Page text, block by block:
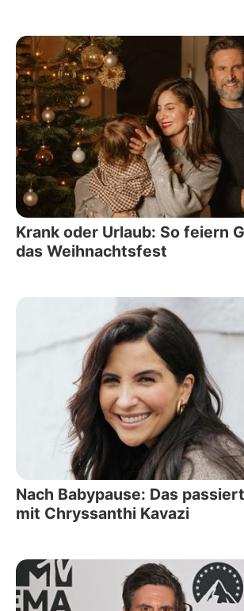
Krank oder Urlaub: So feiern
das Weihnachtsfest
Nach Babypause: Das
mit Chryssanthi Kavazi